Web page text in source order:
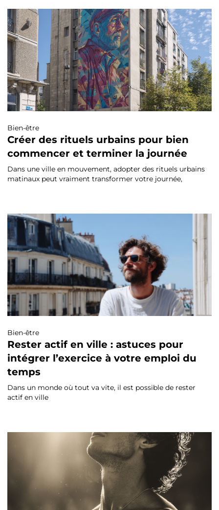
Bien-être
Créer des rituels urbains pour bien
commencer et terminer la journée
Dans une ville en mouvement, adopter des rituels urbains
matinaux peut vraiment transformer votre journée,
Bien-être
Rester actif en ville : astuces pour
intégrer l’exercice à votre emploi du
temps
Dans un monde où tout va vite, il est possible de rester
actif en ville